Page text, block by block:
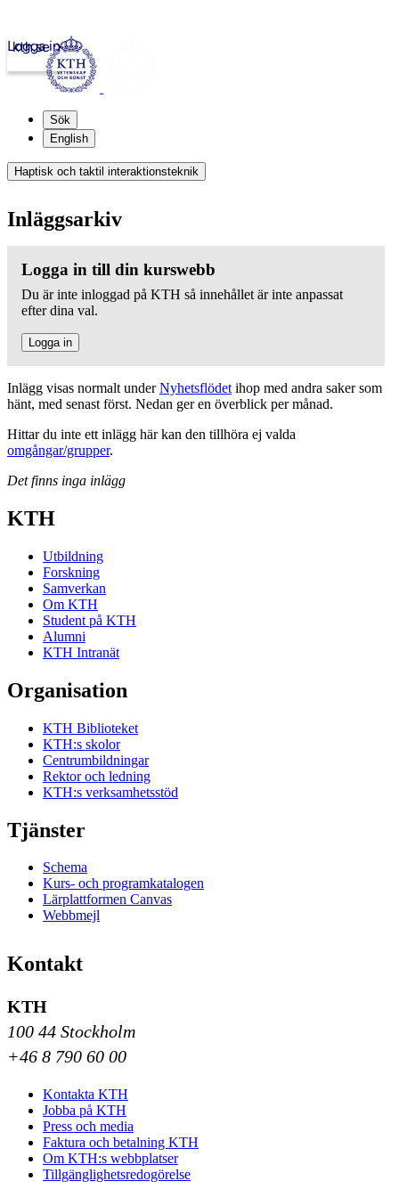
kth.se
Logga in
Sök
English
Haptisk och taktil interaktionsteknik
Inläggsarkiv
Logga in till din kurswebb
Du är inte inloggad på KTH så innehållet är inte anpassat
efter dina val.
Logga in
Inlägg visas normalt underNyhetsflödet ihop med andra saker som
hänt, med senast först. Nedan ger en överblick per månad.
Hittar du inte ett inlägg här kan den tillhöra ej valda
omgångar/grupper.
Det finns inga inlägg
KTH
Utbildning
Forskning
Samverkan
Om KTH
Student på KTH
Alumni
KTH Intranät
Organisation
KTH Biblioteket
KTH:s skolor
Centrumbildningar
Rektor och ledning
KTH:s verksamhetsstöd
Tjänster
Schema
Kurs- och programkatalogen
Lärplattformen Canvas
Webbmejl
Kontakt
KTH
100 44 Stockholm
+46 8 790 60 00
Kontakta KTH
Jobba på KTH
Press och media
Faktura och betalning KTH
Om KTH:s webbplatser
Tillgänglighetsredogörelse